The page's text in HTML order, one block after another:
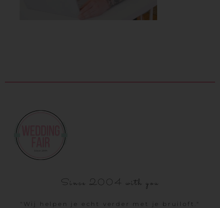
Since 2004 with you
"Wij helpen je echt verder met je bruiloft."